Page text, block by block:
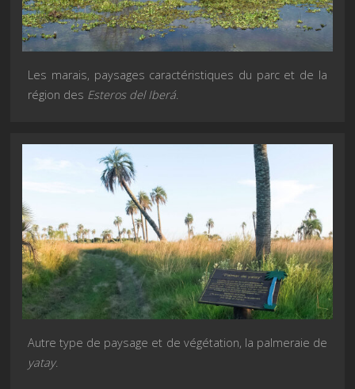
Les marais, paysages caractéristiques du parc et de la
région des Esteros del Iberá.
Autre type de paysage et de végétation, la palmeraie de
yatay.